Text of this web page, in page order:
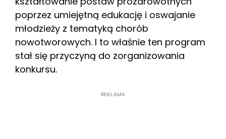
poprzez umiejętną edukację i oswajanie
młodzieży z tematyką chorób
nowotworowych. I to właśnie ten program
stał się przyczyną do zorganizowania
konkursu.
REKLAMA